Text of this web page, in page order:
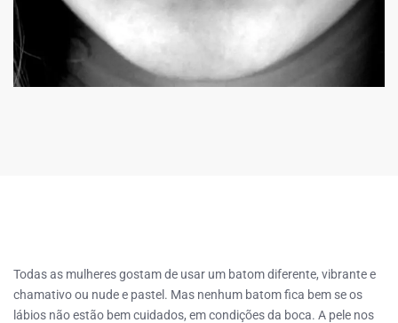
Todas as mulheres gostam de usar um batom diferente, vibrante e
chamativo ou nude e pastel. Mas nenhum batom fica bem se os
lábios não estão bem cuidados, em condições da boca. A pele nos